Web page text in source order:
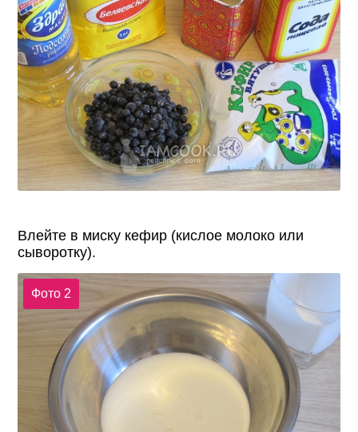
Влейте в миску кефир (кислое молоко или
сыворотку).
Фото 2